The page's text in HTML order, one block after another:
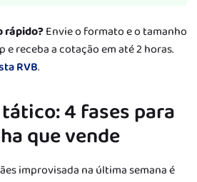
rápido?Envie o formato e o tamanho
e receba a cotação em até 2 horas.
RVB.
4 fases para
que vende
improvisada na última semana é